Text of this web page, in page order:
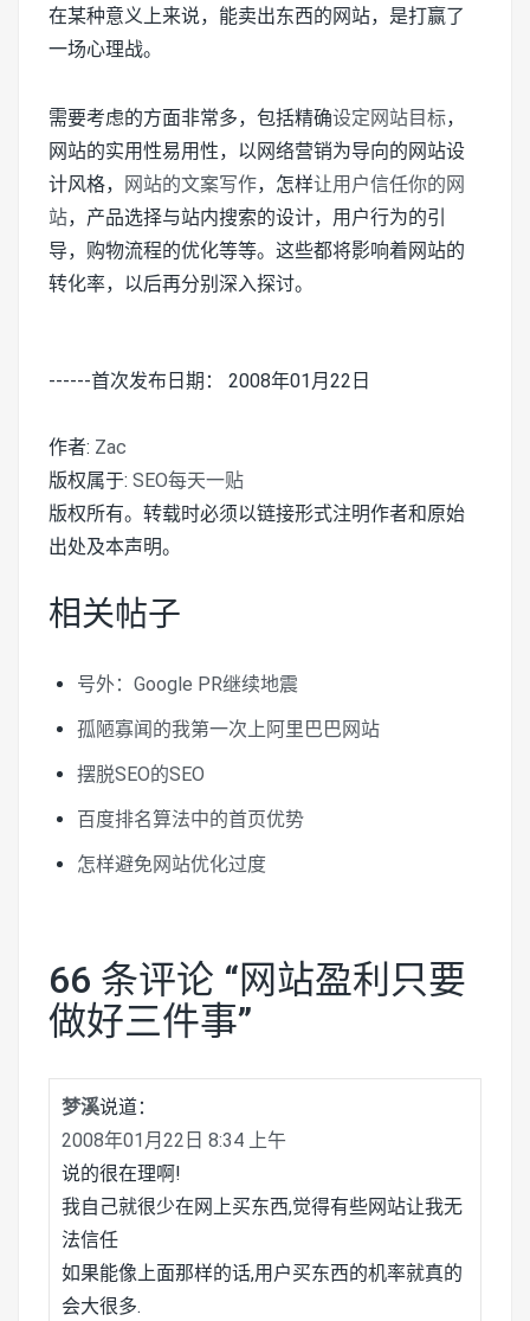
在某种意义上来说，能卖出东西的网站，是打赢了
一场心理战。
需要考虑的方面非常多，包括精确设定网站目标，
网站的实用性易用性，以网络营销为导向的网站设
计风格，
网站的文案写作，怎样让用户信任你的网
站，产品选择与站内搜索的设计，用户行为的引
导，购物流程的优化等等。这些都将影响着网站的
转化率，以后再分别深入探讨。
------首次发布日期： 2008年01月22日
作者: Zac
版权属于: SEO每天一贴
版权所有。转载时必须以链接形式注明作者和原始
出处及本声明。
相关帖子
号外：Google PR继续地震
孤陋寡闻的我第一次上阿里巴巴网站
摆脱SEO的SEO
百度排名算法中的首页优势
怎样避免网站优化过度
66 条评论 “网站盈利只要
做好三件事”
梦溪说道：
2008年01月22日 8:34 上午
说的很在理啊!
我自己就很少在网上买东西,觉得有些网站让我无
法信任
如果能像上面那样的话,用户买东西的机率就真的
会大很多.